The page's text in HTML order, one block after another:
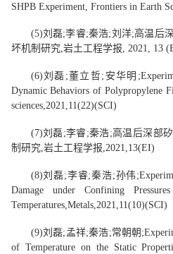
SHPB Experiment, Frontiers in Earth
(5)刘磊;李睿;秦浩;刘洋;高温后
坏机制研究,岩土工程学报, 2021, 13 (
(6)刘磊 ;董立哲; 安华明 ;
Dynamic Behaviors of Polypropylene
sciences,2021,11(22)(SCI)
(7)刘磊;李睿;秦浩;高温后深部
制研究,岩土工程学报,2021,13(EI)
(8)刘磊;李睿;秦浩;孙伟;
Damage under Confining
Temperatures,Metals,2021,11(10)(SCI)
(9)刘磊; 孟祥;秦浩;常朝朝 ;
of Temperature on the Static